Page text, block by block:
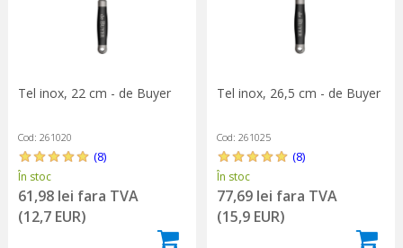
Tel inox, 22 cm - de Buyer
Cod: 261020
(8)
În stoc
61,98 lei fara TVA
(12,7 EUR)
Tel inox, 26,5 cm - de Buyer
Cod: 261025
(8)
În stoc
77,69 lei fara TVA
(15,9 EUR)